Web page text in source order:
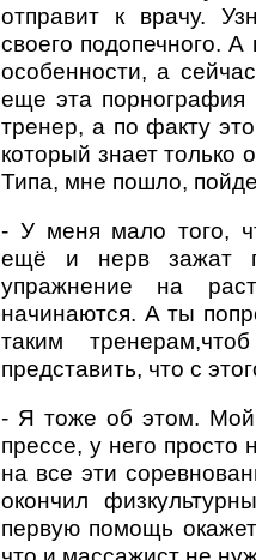
отправит к врачу.
своего подопечного.
особенности, а
еще эта порнография
тренер, а по факту
который знает только
Типа, мне пошло,
- У меня мало того,
ещё и нерв зажат
упражнение на
начинаются. А ты
таким
представить, что с
- Я тоже об этом.
прессе, у него
на все эти
окончил
первую помощь